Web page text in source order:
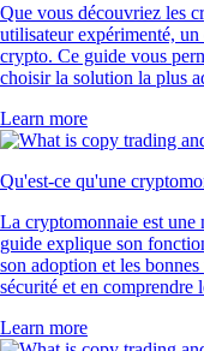
Que vous découvriez les
utilisateur expérimenté,
crypto. Ce guide vous
choisir la solution la plus
Learn more
Qu'est-ce qu'une
La cryptomonnaie est une
guide explique son
son adoption et les
sécurité et en comprendre
Learn more